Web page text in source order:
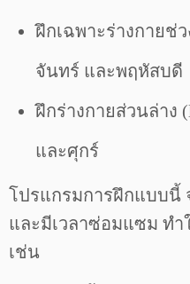
ฝึกเฉพาะร่างกายช่
จันทร์ และพฤหัสบดี
ฝึกร่างกายส่วนล่าง
และศุกร์
โปรแกรมการฝึกแบบนี้
และมีเวลาซ่อมแซม ท
เช่น